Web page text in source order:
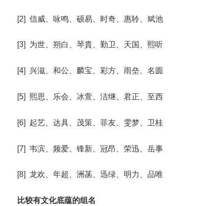
[2] 信威、咏鸣、硕易、时奇、惠聆、斌池
[3] 为世、朔白、琴貴、勤卫、天国、熙听
[4] 兴滋、和公、麟宝、彩方、雨垒、名圆
[5] 熙思、乐会、冰萱、洁继、君正、至西
[6] 起艺、达具、茂策、菲友、雯梦、卫桂
[7] 韦滨、频爱、锋新、冠昂、荣迅、岳事
[8] 龙欢、年超、洲菡、迅绿、明力、品唯
比较有文化底蕴的组名